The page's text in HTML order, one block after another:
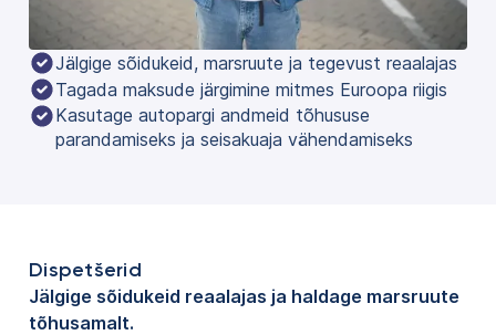
Jälgige sõidukeid, marsruute ja tegevust reaalajas
Tagada maksude järgimine mitmes Euroopa riigis
Kasutage autopargi andmeid tõhususe
parandamiseks ja seisakuaja vähendamiseks
Dispetšerid
Jälgige sõidukeid reaalajas ja haldage marsruute
tõhusamalt.